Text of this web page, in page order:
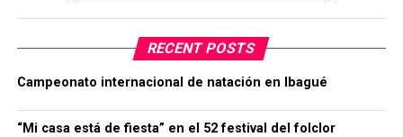
RECENT POSTS
Campeonato internacional de natación en Ibagué
“Mi casa está de fiesta” en el 52 festival del folclor